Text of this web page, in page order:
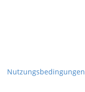
Nutzungsbedingungen